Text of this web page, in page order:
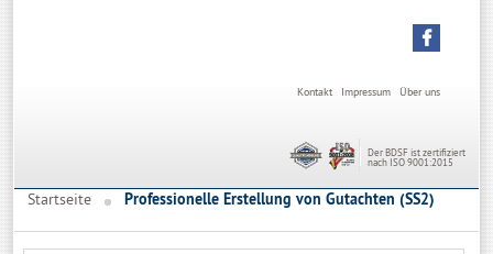
Über uns
Impressum
Kontakt
Der BDSF ist zertifiziert
nach ISO 9001:2015
Startseite Professionelle Erstellung von Gutachten (SS2)